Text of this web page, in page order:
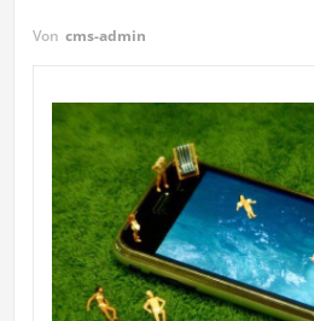
Von cms-admin